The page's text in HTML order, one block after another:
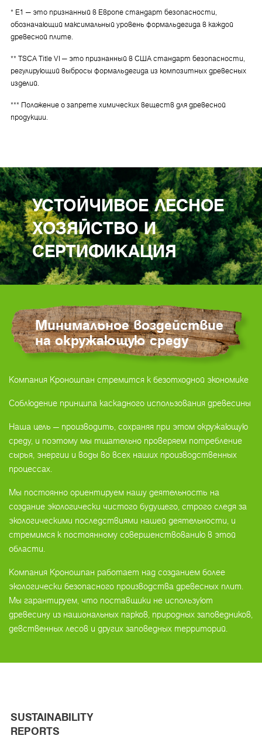
* E1 — это признанный в Европе стандарт безопасности,
обозначающий максимальный уровень формальдегида в каждой
древесной плите.
** TSCA Title VI — это признанный в США стандарт безопасности,
регулирующий выбросы формальдегида из композитных древесных
изделий.
*** Положение о запрете химических веществ для древесной
продукции.
УСТОЙЧИВОЕ ЛЕСНОЕ
ХОЗЯЙСТВО И
СЕРТИФИКАЦИЯ
Минимальное воздействие
на окружающую среду
Компания Кроношпан стремится к безотходной экономике
Соблюдение принципа каскадного использования древесины
Наша цель — производить, сохраняя при этом окружающую
среду, и поэтому мы тщательно проверяем потребление
сырья, энергии и воды во всех наших производственных
процессах.
Мы постоянно ориентируем нашу деятельность на
создание экологически чистого будущего, строго следя за
экологическими последствиями нашей деятельности, и
стремимся к постоянному совершенствованию в этой
области.
Компания Кроношпан работает над созданием более
экологически безопасного производства древесных плит.
Мы гарантируем, что поставщики не используют
древесину из национальных парков, природных заповедников,
девственных лесов и других заповедных территорий.
SUSTAINABILITY
REPORTS